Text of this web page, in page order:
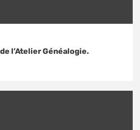
l’Atelier Généalogie.